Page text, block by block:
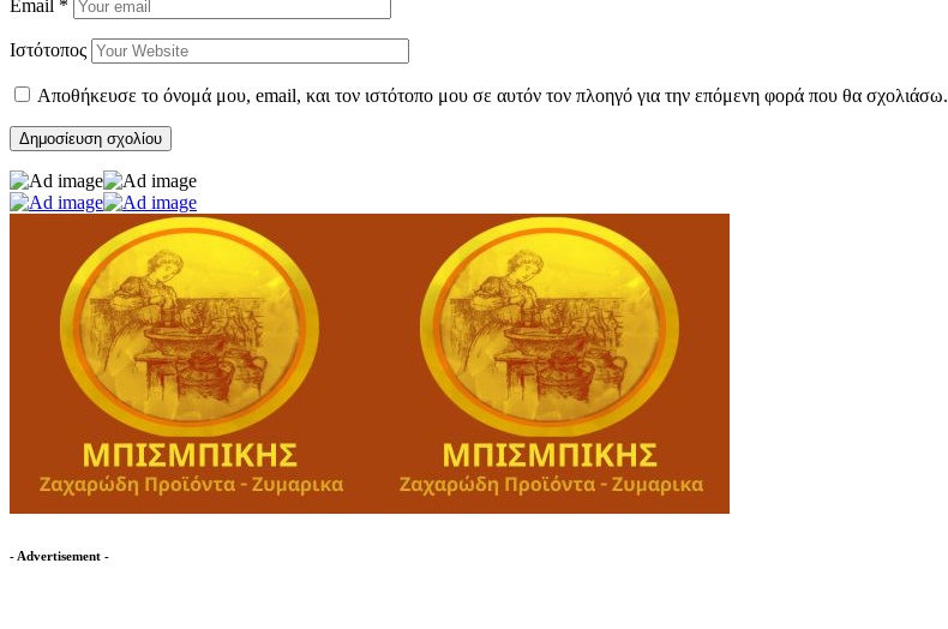
Email *
Ιστότοπος
Αποθήκευσε το όνομά μου, email, και τον ιστότοπο μου σε αυτόν τον πλοηγό για την επόμενη φορά που θα σχολιάσω.
- Advertisement -